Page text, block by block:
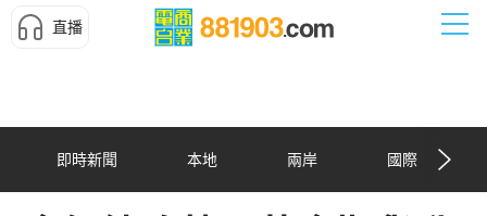
直播
即時新聞 本地 兩岸 國際